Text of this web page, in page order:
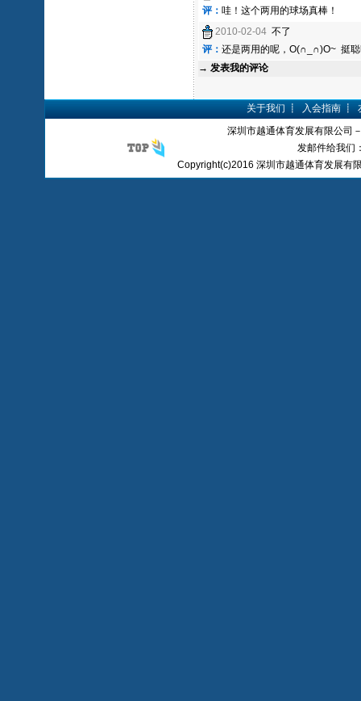
评： 哇！这个两用的球场真棒！
2010-02-04 不了
评： 还是两用的呢，O(∩_∩)O~ 挺
→ 发表我的评论
关于我们 ┋ 入会指南┋
深圳市越通体育发展有限公司
发邮件给我们
Copyright(c)2016 深圳市越通体育发展有